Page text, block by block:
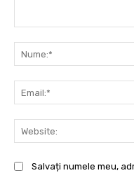
Salvați numele meu,